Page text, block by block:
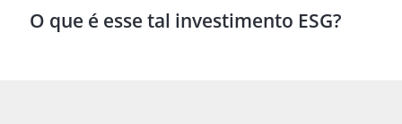
O que é esse tal investimento ESG?